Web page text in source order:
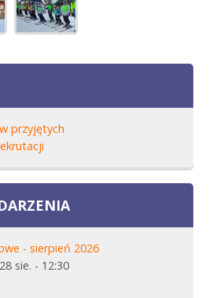
przyjętych
- sierpień 2026
28 sie. - 12:30